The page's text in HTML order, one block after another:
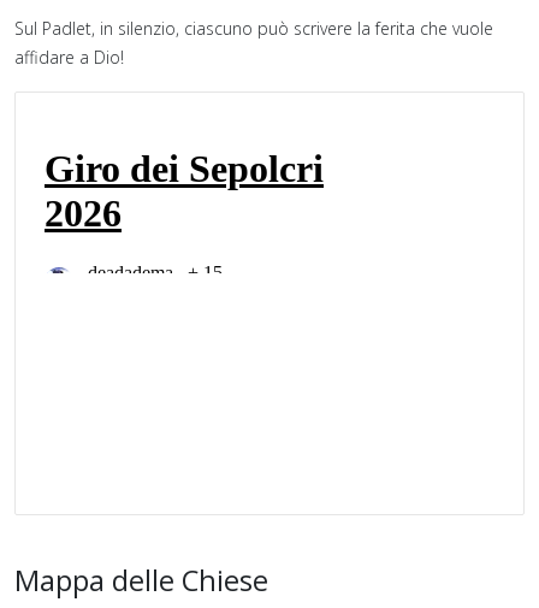
Sul Padlet, in silenzio, ciascuno può scrivere la ferita che vuole
affidare a Dio!
Mappa delle Chiese